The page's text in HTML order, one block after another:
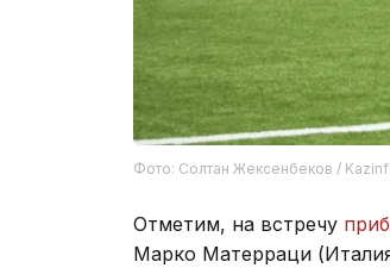
Фото: Солтан Жексенбеков /
Отметим, на встречу
Марко Матерраци